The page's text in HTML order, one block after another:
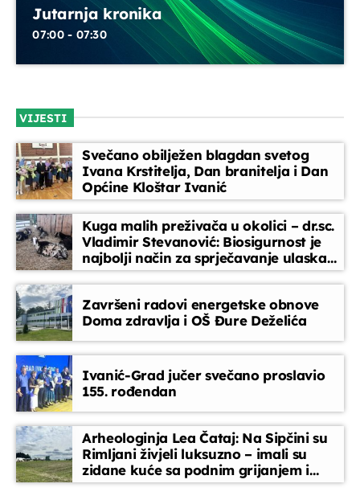
Jutarnja kronika
07:00 - 07:30
VIJESTI
Svečano obilježen blagdan svetog
Ivana Krstitelja, Dan branitelja i Dan
Općine Kloštar Ivanić
Kuga malih preživača u okolici – dr.sc.
Vladimir Stevanović: Biosigurnost je
najbolji način za sprječavanje ulaska
bolesti
Završeni radovi energetske obnove
Doma zdravlja i OŠ Đure Deželića
Ivanić-Grad jučer svečano proslavio
155. rođendan
Arheologinja Lea Čataj: Na Sipčini su
Rimljani živjeli luksuzno – imali su
zidane kuće sa podnim grijanjem i
oslikanim zidovima